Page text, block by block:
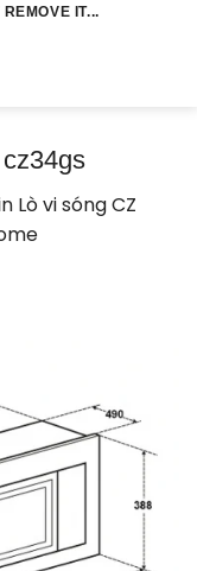
IT...
Lò vi sóng CZ